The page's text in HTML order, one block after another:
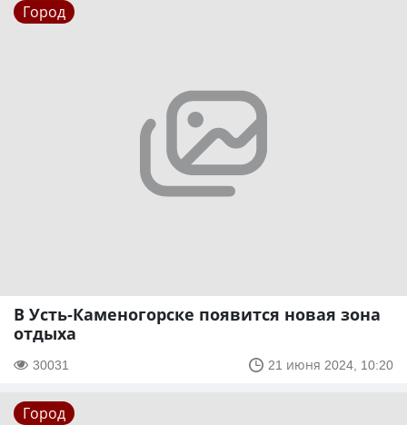
Город
В Усть-Каменогорске появится новая зона
отдыха
30031 21 июня 2024, 10:20
Город